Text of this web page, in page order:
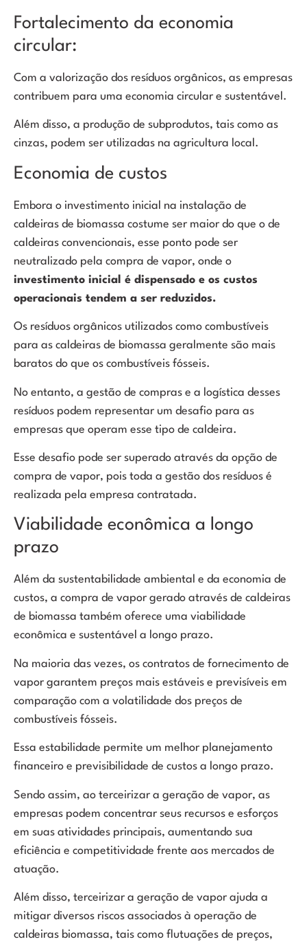
Fortalecimento da economia
circular:
Com a valorização dos resíduos orgânicos, as empresas
contribuem para uma economia circular e sustentável.
Além disso, a produção de subprodutos, tais como as
cinzas, podem ser utilizadas na agricultura local.
Economia de custos
Embora o investimento inicial na instalação de
caldeiras de biomassa costume ser maior do que o de
caldeiras convencionais, esse ponto pode ser
neutralizado pela compra de vapor, onde o
investimento inicial é dispensado e os custos
operacionais tendem a ser reduzidos.
Os resíduos orgânicos utilizados como combustíveis
para as caldeiras de biomassa geralmente são mais
baratos do que os combustíveis fósseis.
No entanto, a gestão de compras e a logística desses
resíduos podem representar um desafio para as
empresas que operam esse tipo de caldeira.
Esse desafio pode ser superado através da opção de
compra de vapor, pois toda a gestão dos resíduos é
realizada pela empresa contratada.
Viabilidade econômica a longo
prazo
Além da sustentabilidade ambiental e da economia de
custos, a compra de vapor gerado através de caldeiras
de biomassa também oferece uma viabilidade
econômica e sustentável a longo prazo.
Na maioria das vezes, os contratos de fornecimento de
vapor garantem preços mais estáveis e previsíveis em
comparação com a volatilidade dos preços de
combustíveis fósseis.
Essa estabilidade permite um melhor planejamento
financeiro e previsibilidade de custos a longo prazo.
Sendo assim, ao terceirizar a geração de vapor, as
empresas podem concentrar seus recursos e esforços
em suas atividades principais, aumentando sua
eficiência e competitividade frente aos mercados de
atuação.
Além disso, terceirizar a geração de vapor ajuda a
mitigar diversos riscos associados à operação de
caldeiras biomassa, tais como flutuações de preços,